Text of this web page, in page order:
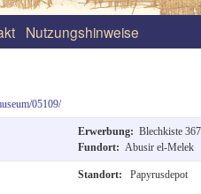
Nutzungshinweise
05109/
Erwerbung: Blechkiste
Fundort: Abusir el-Melek
Standort: Papyrusdepot